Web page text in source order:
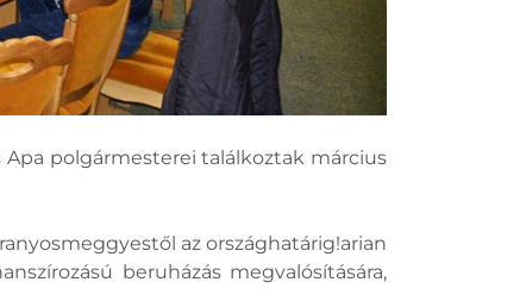
polgármesterei találkoztak március
az országhatárig!arian
beruházás megvalósítására,